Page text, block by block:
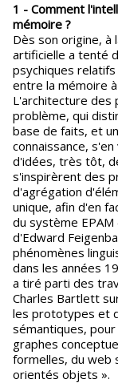
1 - Comment
mémoire ?
Dès son origine, à
artificielle a tenté
psychiques
entre la mémoire
L'architecture des
problème, qui
base de faits, et
connaissance,
d'idées, très tôt,
s'inspirèrent des
d'agrégation
unique, afin d'en
du système
d'Edward
phénomènes
dans les années
a tiré parti des
Charles Bartlett
les prototypes et
sémantiques,
graphes
formelles, du web
orientés objets ».